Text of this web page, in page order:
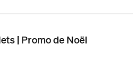
| Promo de Noël